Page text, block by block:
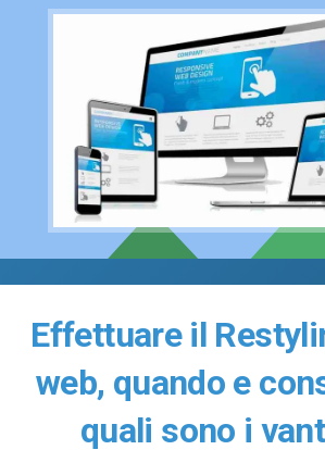
Effettuare il
web, quando e
quali sono i